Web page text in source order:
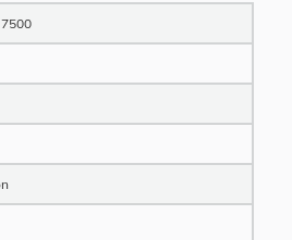
7500